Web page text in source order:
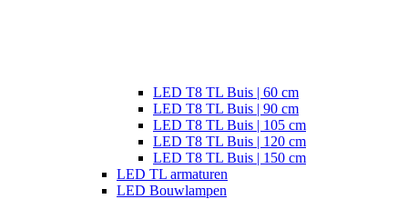
LED T8 TL Buis | 60 cm
LED T8 TL Buis | 90 cm
LED T8 TL Buis | 105 cm
LED T8 TL Buis | 120 cm
LED T8 TL Buis | 150 cm
LED TL armaturen
LED Bouwlampen